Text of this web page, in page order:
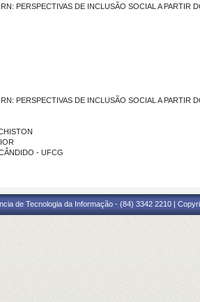
PERSPECTIVAS DE INCLUSÃO SOCIAL A PARTIR
PERSPECTIVAS DE INCLUSÃO SOCIAL A PARTIR
- UFCG
de Tecnologia da Informação - (84) 3342 2210 |